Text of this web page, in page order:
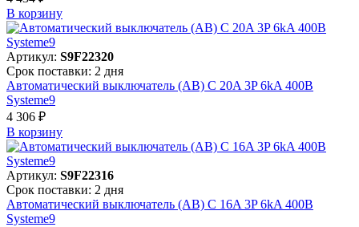
В корзинy
Артикул: S9F22320
Срок поставки: 2 дня
Автоматический выключатель (АВ) C 20A 3P 6kA 400В
Systeme9
4 306 ₽
В корзинy
Артикул: S9F22316
Срок поставки: 2 дня
Автоматический выключатель (АВ) C 16A 3P 6kA 400В
Systeme9